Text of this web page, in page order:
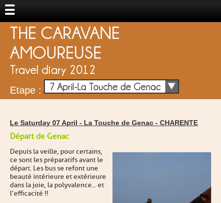
THE CARAVANE
AMOUREUSE
Travel diary 2012
Etape : 7 April-La Touche de Genac
Le Saturday 07 April - La Touche de Genac - CHARENTE
Départ de Genac
Depuis la veille, pour certains,
ce sont les préparatifs avant le
départ. Les bus se refont une
beauté intérieure et extérieure
dans la joie, la polyvalence... et
l’efficacité !!